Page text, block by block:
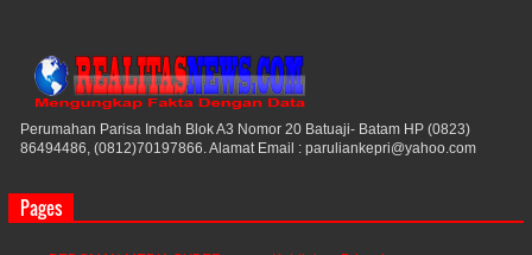
Perumahan Parisa Indah Blok A3 Nomor 20 Batuaji- Batam HP (0823)
86494486, (0812)70197866. Alamat Email : paruliankepri@yahoo.com
Pages